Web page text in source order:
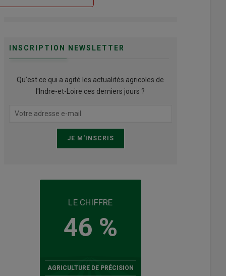
INSCRIPTION NEWSLETTER
Qu’est ce qui a agité les actualités agricoles de
l'Indre-et-Loire ces derniers jours ?
LE CHIFFRE
46 %
AGRICULTURE DE PRÉCISION